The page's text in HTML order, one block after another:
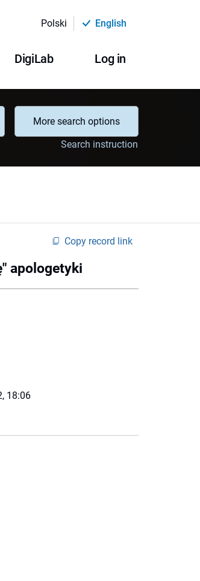
Polski English
DigiLab Log in
More search options
Search instruction
Copy record link
apologetyki
18:06